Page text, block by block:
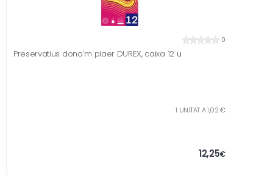
0
Preservatius dona'm plaer DUREX, caixa 12 u
1 UNITAT A 1,02 €
12,25€